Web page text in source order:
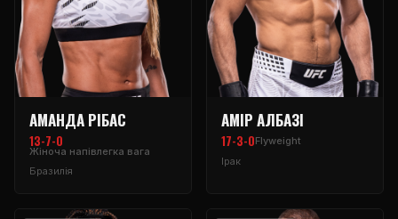
АМАНДА РІБАС
13-7-0
Жіноча напівлегка вага
Бразилія
АМІР АЛБАЗІ
17-3-0Flyweight
Ірак